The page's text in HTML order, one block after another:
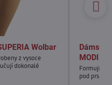
Wolbar
z vysoce
dokonalé
Dámské
Formující
pod prsa.